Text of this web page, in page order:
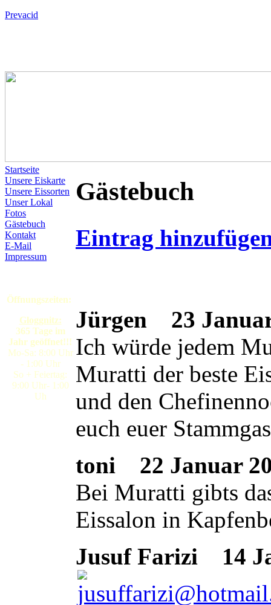
Prevacid
Startseite
Unsere Eiskarte
Unsere Eissorten
Unser Lokal
Fotos
Gästebuch
Kontakt
E-Mail
Impressum
Öffnungszeiten:
Gloggnitz:
365 Tage im
Jahr geöffnet!!!
Mo-Sa: 8:00 Uhr
- 1:00 Uhr
So + Feiertag:
9:00 Uhr- 1:00
Uh
Gästebuch
Eintrag
Jürgen
23
Ich würde jedem
Muratti der beste
und den
euch euer
toni
22 Januar
Bei Muratti gibts
Eissalon in
Jusuf Farizi
14